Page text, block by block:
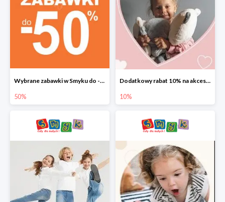
Wybrane zabawki w Smyku do -50%
50%
Dodatkowy rabat 10% na akcesoria dziecięce
10%